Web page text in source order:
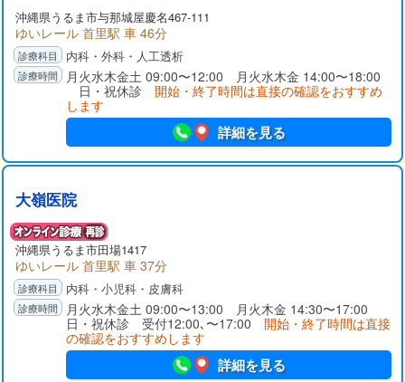
沖縄県うるま市与那城屋慶名467-111
ゆいレール 首里駅 車 46分
内科・外科・人工透析
月火水木金土 09:00〜12:00 月火水木金 14:00〜18:00
日・祝休診 開始・終了時間は直接の確認をおすすめ
します
詳細を見る
大嶺医院
沖縄県うるま市田場1417
ゆいレール 首里駅 車 37分
内科・小児科・皮膚科
月火水木金土 09:00〜13:00 月火木金 14:30〜17:00
日・祝休診 受付12:00､〜17:00 開始・終了時間は直接
の確認をおすすめします
詳細を見る